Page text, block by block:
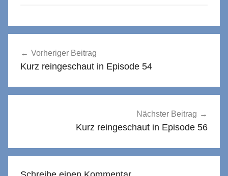
Vorheriger Beitrag
Kurz reingeschaut in Episode 54
Nächster Beitrag
Kurz reingeschaut in Episode 56